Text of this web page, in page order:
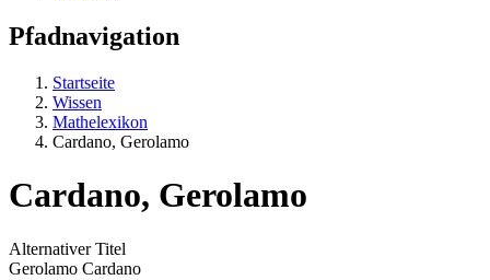
Pfadnavigation
Startseite
Wissen
Mathelexikon
Cardano, Gerolamo
Cardano, Gerolamo
Alternativer Titel
Gerolamo Cardano